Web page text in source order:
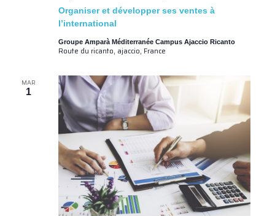
Organiser et développer ses ventes à
l’international
Groupe Amparà Méditerranée Campus Ajaccio Ricanto
Route du ricanto, ajaccio, France
MAR
1